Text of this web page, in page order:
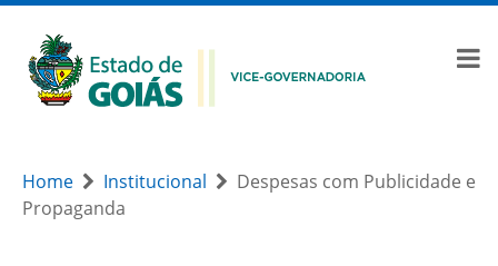
Home Institucional
Despesas com Publicidade e
Propaganda